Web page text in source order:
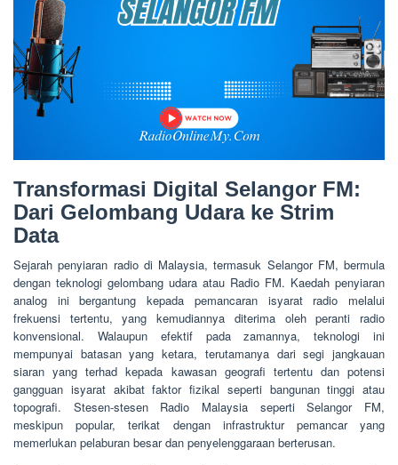
Transformasi Digital Selangor FM:
Dari Gelombang Udara ke Strim
Data
Sejarah penyiaran radio di Malaysia, termasuk Selangor FM, bermula
dengan teknologi gelombang udara atau Radio FM. Kaedah penyiaran
analog ini bergantung kepada pemancaran isyarat radio melalui
frekuensi tertentu, yang kemudiannya diterima oleh peranti radio
konvensional. Walaupun efektif pada zamannya, teknologi ini
mempunyai batasan yang ketara, terutamanya dari segi jangkauan
siaran yang terhad kepada kawasan geografi tertentu dan potensi
gangguan isyarat akibat faktor fizikal seperti bangunan tinggi atau
topografi. Stesen-stesen Radio Malaysia seperti Selangor FM,
meskipun popular, terikat dengan infrastruktur pemancar yang
memerlukan pelaburan besar dan penyelenggaraan berterusan.